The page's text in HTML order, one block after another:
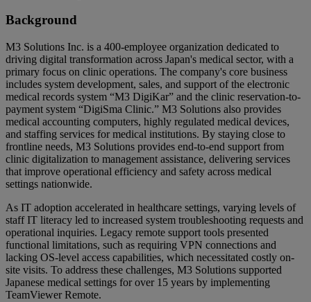
Background
M3 Solutions Inc. is a 400-employee organization dedicated to
driving digital transformation across Japan's medical sector, with a
primary focus on clinic operations. The company's core business
includes system development, sales, and support of the electronic
medical records system “M3 DigiKar” and the clinic reservation-to-
payment system “DigiSma Clinic.” M3 Solutions also provides
medical accounting computers, highly regulated medical devices,
and staffing services for medical institutions. By staying close to
frontline needs, M3 Solutions provides end-to-end support from
clinic digitalization to management assistance, delivering services
that improve operational efficiency and safety across medical
settings nationwide.
As IT adoption accelerated in healthcare settings, varying levels of
staff IT literacy led to increased system troubleshooting requests and
operational inquiries. Legacy remote support tools presented
functional limitations, such as requiring VPN connections and
lacking OS-level access capabilities, which necessitated costly on-
site visits. To address these challenges, M3 Solutions supported
Japanese medical settings for over 15 years by implementing
TeamViewer Remote.